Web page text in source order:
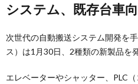
システム、既存台車
次世代の自動搬送システム開発を
ス）は1月30日、2種類の新製品を
エレベーターやシャッター、PLC